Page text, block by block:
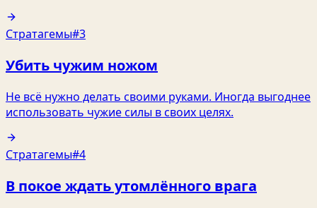
Стратагемы#3
Убить чужим ножом
Не всё нужно делать своими руками. Иногда выгоднее
использовать чужие силы в своих целях.
Стратагемы#4
В покое ждать утомлённого врага